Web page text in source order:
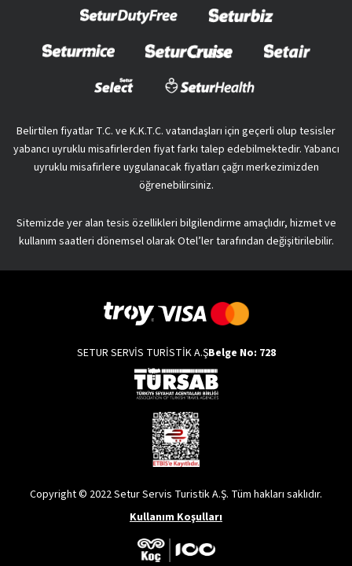
Belirtilen fiyatlar T.C. ve K.K.T.C. vatandaşları için geçerli olup tesisler
yabancı uyruklu misafirlerden fiyat farkı talep edebilmektedir. Yabancı
uyruklu misafirlere uygulanacak fiyatları çağrı merkezimizden
öğrenebilirsiniz.
Sitemizde yer alan tesis özellikleri bilgilendirme amaçlıdır, hizmet ve
kullanım saatleri dönemsel olarak Otel’ler tarafından değişitirilebilir.
SETUR SERVİS TURİSTİK A.ŞBelge No: 728
Copyright © 2022 Setur Servis Turistik A.Ş. Tüm hakları saklıdır.
Kullanım Koşulları